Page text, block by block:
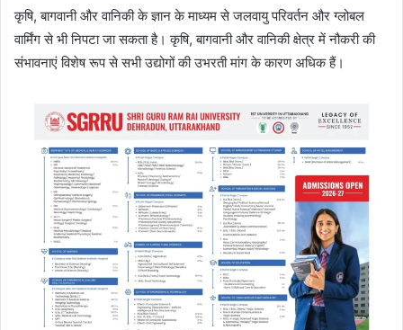
कृषि, बागवानी और वानिकी के ज्ञान के माध्यम से जलवायु परिवर्तन और ग्लोबल
वार्मिंग से भी निपटा जा सकता है। कृषि, बागवानी और वानिकी क्षेत्र में नौकरी की
संभावनाएं विशेष रूप से सभी उद्योगों की उभरती मांग के कारण अधिक हैं।